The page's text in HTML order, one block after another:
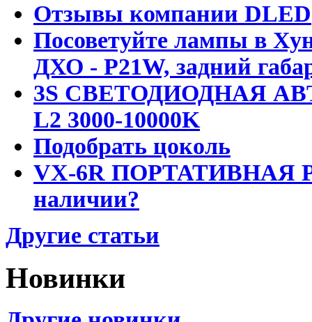
Отзывы компании DLED
Посоветуйте лампы в
ДХО - P21W, задний
3S СВЕТОДИОДНАЯ
L2 3000-10000K
Подобрать цоколь
VX-6R ПОРТАТИВНАЯ
наличии?
Другие статьи
Новинки